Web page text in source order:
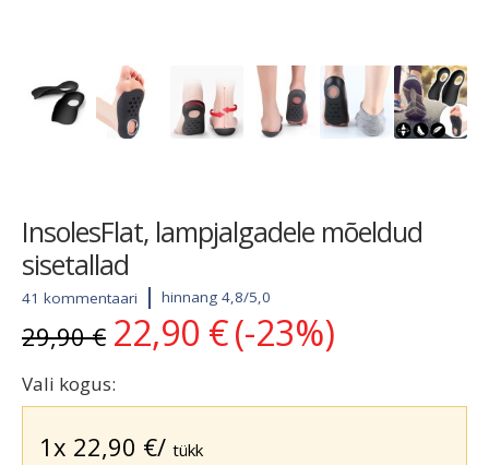
InsolesFlat, lampjalgadele mõeldud
sisetallad
41 kommentaari hinnang 4,8/5,0
29,90€ Algne
hind
oli:
29,90 €.
22,90 € Current
price
22,90 €.
(-23%)
Vali kogus:
1x 22,90 €/ tükk